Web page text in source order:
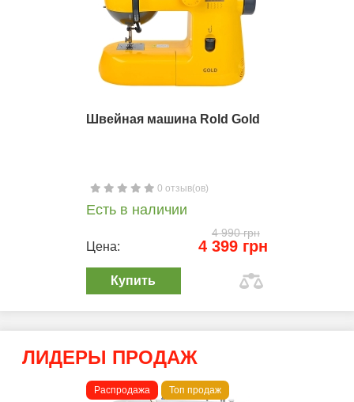
Швейная машина Rold Gold
0 отзыв(ов)
Есть в наличии
4 990 грн
Цена: 4 399 грн
Купить
ЛИДЕРЫ ПРОДАЖ
Распродажа Топ продаж